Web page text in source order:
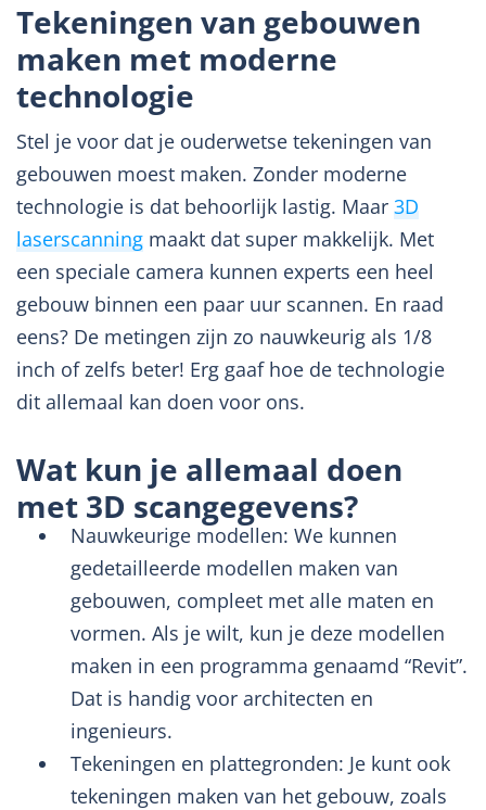
Tekeningen van gebouwen
maken met moderne
technologie
Stel je voor dat je ouderwetse tekeningen van
gebouwen moest maken. Zonder moderne
technologie is dat behoorlijk lastig. Maar 3D
laserscanning maakt dat super makkelijk. Met
een speciale camera kunnen experts een heel
gebouw binnen een paar uur scannen. En raad
eens? De metingen zijn zo nauwkeurig als 1/8
inch of zelfs beter! Erg gaaf hoe de technologie
dit allemaal kan doen voor ons.
Wat kun je allemaal doen
met 3D scangegevens?
Nauwkeurige modellen: We kunnen
gedetailleerde modellen maken van
gebouwen, compleet met alle maten en
vormen. Als je wilt, kun je deze modellen
maken in een programma genaamd “Revit”.
Dat is handig voor architecten en
ingenieurs.
Tekeningen en plattegronden: Je kunt ook
tekeningen maken van het gebouw, zoals